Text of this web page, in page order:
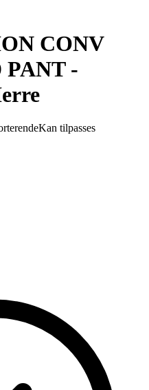
CONV
PANT -
Kan tilpasses